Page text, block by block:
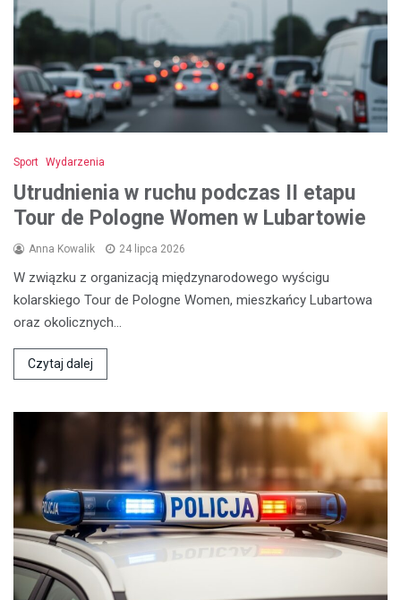
Sport Wydarzenia
Utrudnienia w ruchu podczas II etapu
Tour de Pologne Women w Lubartowie
Anna Kowalik 24 lipca 2026
W związku z organizacją międzynarodowego wyścigu
kolarskiego Tour de Pologne Women, mieszkańcy Lubartowa
oraz okolicznych…
Czytaj dalej